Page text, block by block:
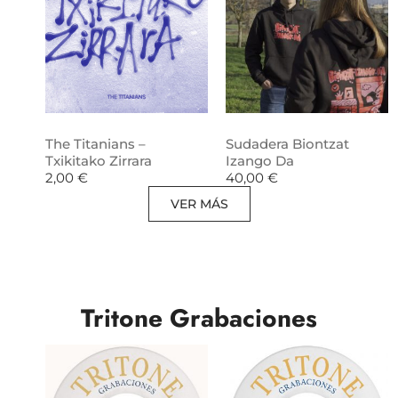
The Titanians –
Txikitako Zirrara
2,00 €
Sudadera Biontzat
Izango Da
40,00 €
VER MÁS
Tritone Grabaciones